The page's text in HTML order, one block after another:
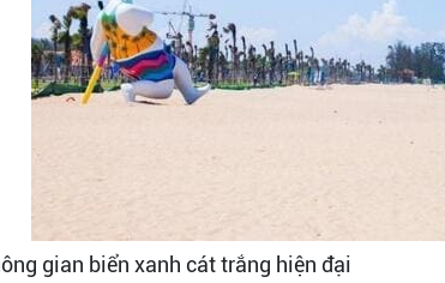
gian biển xanh cát trắng hiện đại